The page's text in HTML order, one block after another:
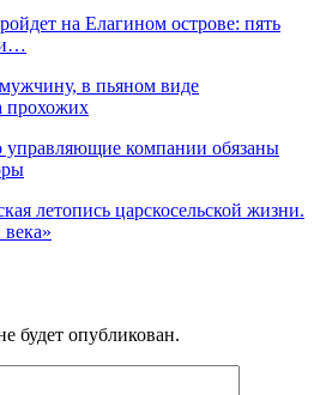
на Елагином острове: пять
в пьяном виде
прохожих
компании обязаны
летопись царскосельской жизни.
будет опубликован.